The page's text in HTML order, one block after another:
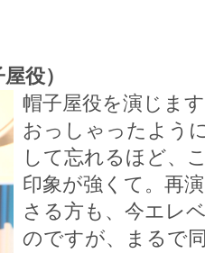
役）
帽子屋役を演じま
おっしゃったよう
して忘れるほど、
印象が強くて。再
さる方も、今エレ
のですが、まるで